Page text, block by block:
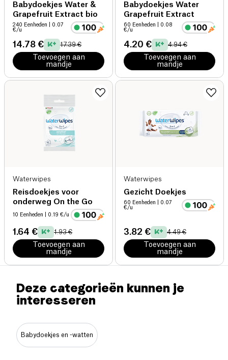
Babydoekjes Water &
Grapefruit Extract bio
240 Eenheden
| 0.07
€/u
14.78 € 17.39 €
Toevoegen aan
mandje
Babydoekjes Water
Grapefruit Extract
60 Eenheden
| 0.08
€/u
4.20 € 4.94 €
Toevoegen aan
mandje
Waterwipes
Reisdoekjes voor
onderweg On the Go
10 Eenheden | 0.19 €/u
1.64 € 1.93 €
Toevoegen aan
mandje
Waterwipes
Gezicht Doekjes
60 Eenheden
| 0.07
€/u
3.82 € 4.49 €
Toevoegen aan
mandje
Deze categorieën kunnen je
interesseren
Babydoekjes en -watten